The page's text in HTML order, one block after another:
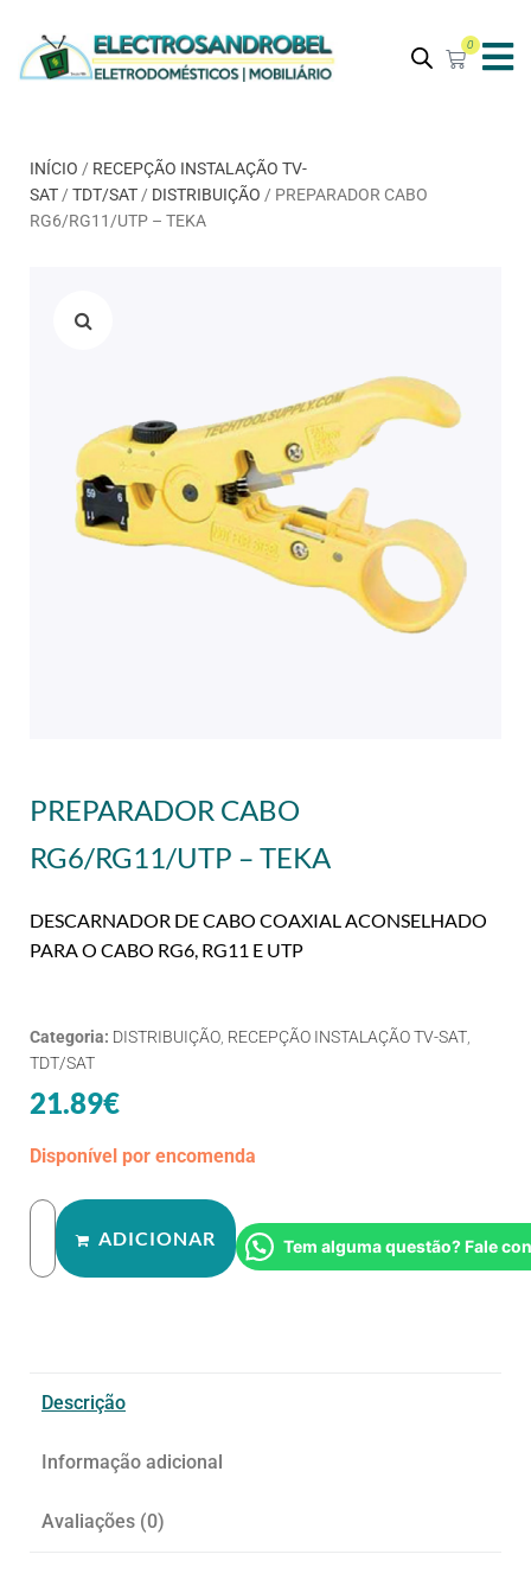
0
INÍCIO / RECEPÇÃO INSTALAÇÃO TV-
SAT / TDT/SAT / DISTRIBUIÇÃO / PREPARADOR CABO
RG6/RG11/UTP – TEKA
PREPARADOR CABO
RG6/RG11/UTP – TEKA
DESCARNADOR DE CABO COAXIAL ACONSELHADO
PARA O CABO RG6, RG11 E UTP
Categoria: DISTRIBUIÇÃO RECEPÇÃO INSTALAÇÃO TV-SAT
TDT/SAT
21.89€
Disponível por encomenda
ADICIONAR Tem alguma questão? Fale
Descrição
Informação adicional
Avaliações (0)